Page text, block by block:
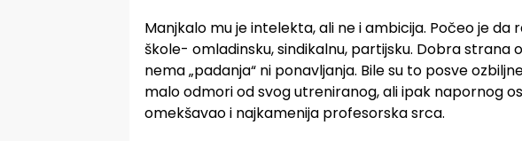
Manjkalo mu je intelekta, ali ne i ambicija. Počeo je da
škole- omladinsku, sindikalnu, partijsku. Dobra strana
nema „padanja“ ni ponavljanja. Bile su to posve
malo odmori od svog utreniranog, ali ipak napornog
omekšavao i najkamenija profesorska srca.